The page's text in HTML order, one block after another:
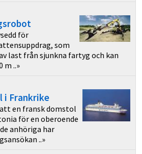
för
som
last från sjunkna fartyg och kan
m ..»
i Frankrike
en fransk domstol
för en oberoende
anhöriga har
..»